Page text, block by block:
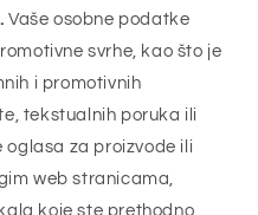
Vaše osobne podatke
svrhe, kao što je
i promotivnih
tekstualnih poruka ili
oglasa za proizvode ili
web stranicama,
koje ste prethodno